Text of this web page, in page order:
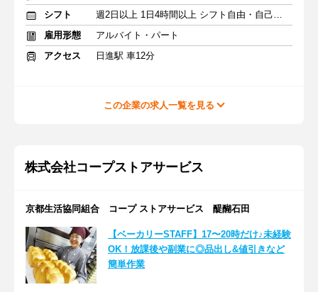
シフト
週2日以上 1日4時間以上 シフト自由・自己申告
雇用形態
アルバイト・パート
アクセス
日進駅 車12分
この企業の求人一覧を見る
株式会社コープストアサービス
京都生活協同組合 コープ ストアサービス 醍醐石田
【ベーカリーSTAFF】17〜20時だけ♪未経験
OK！放課後や副業に◎品出し&値引きなど
簡単作業